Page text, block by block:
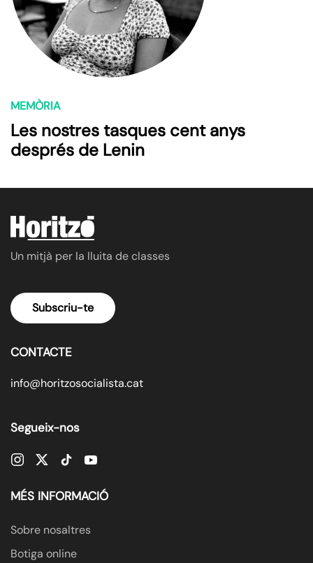
MEMÒRIA
Les nostres tasques cent anys
després de Lenin
Un mitjà per la lluita de classes
Subscriu-te
CONTACTE
info@horitzosocialista.cat
Segueix-nos
MÉS INFORMACIÓ
Sobre nosaltres
Botiga online